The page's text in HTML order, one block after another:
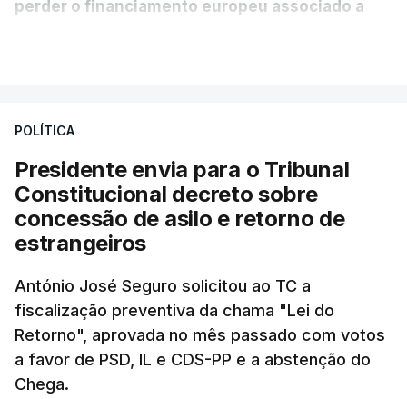
perder o financiamento europeu associado a
sistema mais simples, mais justo e transparente".
"Sempre que seja possível reduzir burocracias,
eliminar sobreposições e garantir que os apoios
chegam a quem mais necessita, estaremos a dar
um passo na direção certa", argumenta o
Presidente da República.
Assegurar que "ninguém é
prejudicado"
POLÍTICA
Presidente envia para o Tribunal
Constitucional decreto sobre
concessão de asilo e retorno de
estrangeiros
António José Seguro solicitou ao TC a
fiscalização preventiva da chama "Lei do
Retorno", aprovada no mês passado com votos
a favor de PSD, IL e CDS-PP e a abstenção do
Chega.